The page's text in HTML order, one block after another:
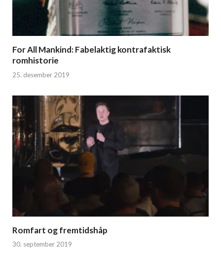
For All Mankind: Fabelaktig kontrafaktisk
romhistorie
25. desember 2019
Romfart og fremtidshåp
30. september 2019